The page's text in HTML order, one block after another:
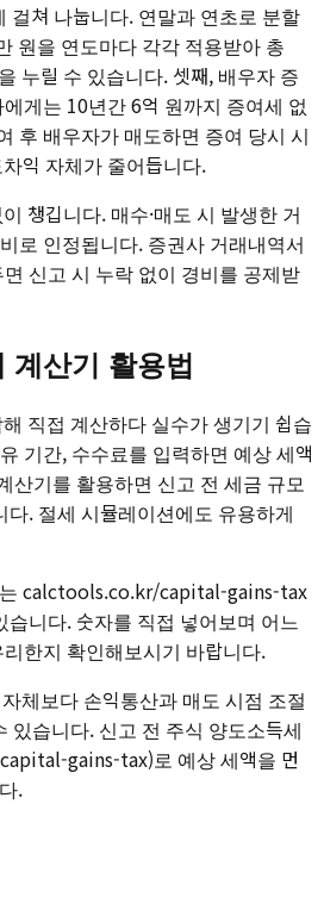
걸쳐 나눕니다. 연말과 연초로 분할
원을 연도마다 각각 적용받아 총
누릴 수 있습니다. 셋째, 배우자 증
게는 10년간 6억 원까지 증여세 없
후 배우자가 매도하면 증여 당시 시
익 자체가 줄어듭니다.
챙깁니다. 매수·매도 시 발생한 거
로 인정됩니다. 증권사 거래내역서
신고 시 누락 없이 경비를 공제받
계산기 활용법
직접 계산하다 실수가 생기기 쉽습
기간, 수수료를 입력하면 예상 세액
산기를 활용하면 신고 전 세금 규모
. 절세 시뮬레이션에도 유용하게
calctools.co.kr/capital-gains-tax
니다. 숫자를 직접 넣어보며 어느
한지 확인해보시기 바랍니다.
체보다 손익통산과 매도 시점 조절
있습니다. 신고 전 주식 양도소득세
gains-tax)로 예상 세액을 먼
.